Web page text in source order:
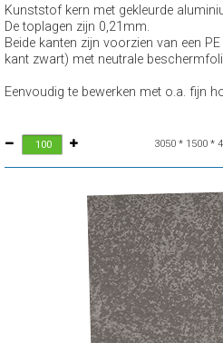
Kunststof kern met gekleurde
De toplagen zijn 0,21mm.
Beide kanten zijn voorzien van een
kant zwart) met neutrale
Eenvoudig te bewerken met o.a. fijn
3050 * 1500 *